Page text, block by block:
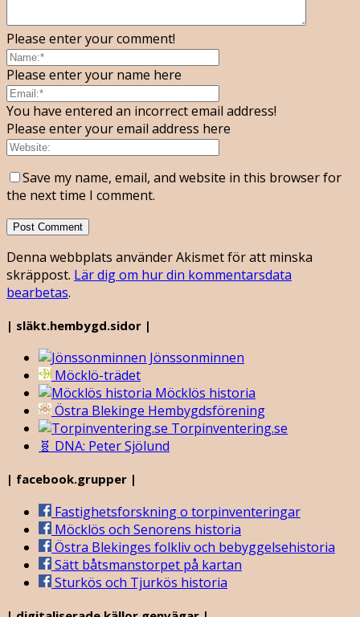
Please enter your comment!
Please enter your name here
You have entered an incorrect email address!
Please enter your email address here
Save my name, email, and website in this browser for
the next time I comment.
Denna webbplats använder Akismet för att minska
skräppost. Lär dig om hur din kommentarsdata
bearbetas.
| släkt.hembygd.sidor |
Jönssonminnen
Möcklö-trädet
Möcklös historia
Östra Blekinge Hembygdsförening
Torpinventering.se
🧬 DNA: Peter Sjölund
| facebook.grupper |
Fastighetsforskning o torpinventeringar
Möcklös och Senorens historia
Östra Blekinges folkliv och bebyggelsehistoria
Sätt båtsmanstorpet på kartan
Sturkös och Tjurkös historia